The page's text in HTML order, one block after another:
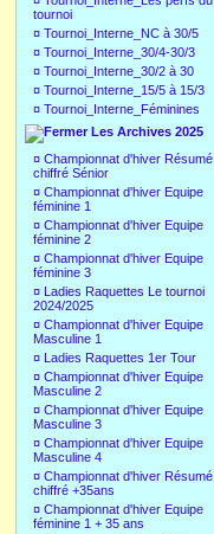
tournoi
¤ Tournoi_Interne_NC à 30/5
¤ Tournoi_Interne_30/4-30/3
¤ Tournoi_Interne_30/2 à 30
¤ Tournoi_Interne_15/5 à 15/3
¤ Tournoi_Interne_Féminines
Les Archives 2025
¤ Championnat d'hiver Résumé
chiffré Sénior
¤ Championnat d'hiver Equipe
féminine 1
¤ Championnat d'hiver Equipe
féminine 2
¤ Championnat d'hiver Equipe
féminine 3
¤ Ladies Raquettes Le tournoi
2024/2025
¤ Championnat d'hiver Equipe
Masculine 1
¤ Ladies Raquettes 1er Tour
¤ Championnat d'hiver Equipe
Masculine 2
¤ Championnat d'hiver Equipe
Masculine 3
¤ Championnat d'hiver Equipe
Masculine 4
¤ Championnat d'hiver Résumé
chiffré +35ans
¤ Championnat d'hiver Equipe
féminine 1 + 35 ans